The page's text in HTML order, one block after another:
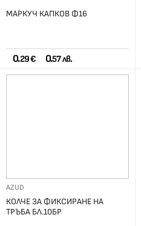
МАРКУЧ КАПКОВ Ф16
0.29 € 0.57 лв.
AZUD
КОЛЧЕ ЗА ФИКСИРАНЕ НА
ТРЪБА БЛ.10БР